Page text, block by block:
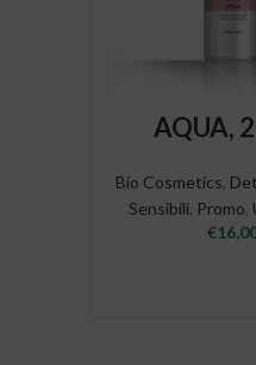
AQUA,
Bio Cosmetics,
Sensibili, Promo,
€